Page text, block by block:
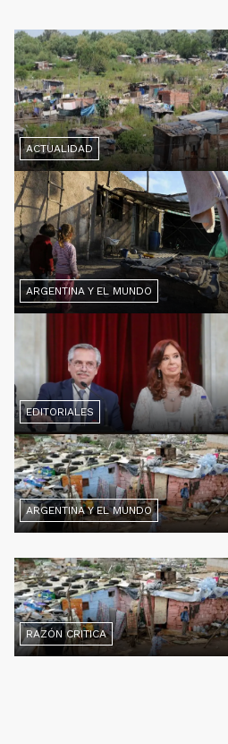
ACTUALIDAD
ARGENTINA Y EL MUNDO
EDITORIALES
ARGENTINA Y EL MUNDO
RAZÓN CRITICA